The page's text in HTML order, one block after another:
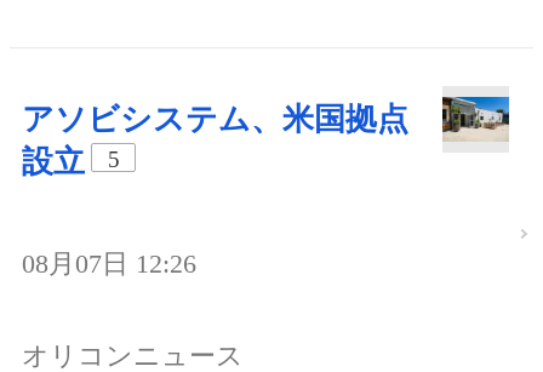
アソビシステム、米国拠点
設立
5
08月07日 12:26
オリコンニュース